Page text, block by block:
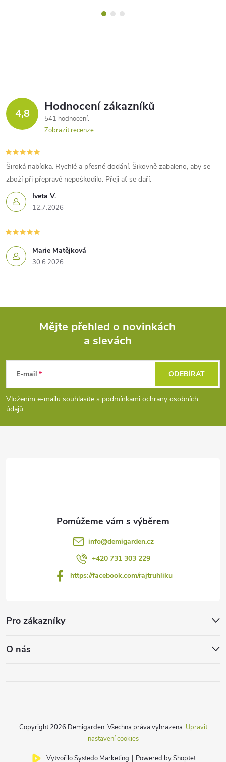
4,8 Hodnocení zákazníků
541 hodnocení
Zobrazit recenze
Iveta V.
12.7.2026
Široká nabídka. Rychlé a přesné dodání. Šikovně zabaleno, aby se
zboží při přepravě nepoškodilo. Přeji ať se daří.
Marie Matějková
30.6.2026
p
a
Mějte přehled o novinkách
a slevách
E-mail
Vložením e-mailu souhlasíte s podmínkami ochrany osobních
údajů
ODEBÍRAT
info@demigarden.cz
+420 731 303 229
https://facebook.com/rajtruhliku
Pro zákazníky
O nás
Vytvořilo Systedo Marketing | Powered by Shoptet
Copyright 2026 Demigarden. Všechna práva vyhrazena. Upravit
nastavení cookies